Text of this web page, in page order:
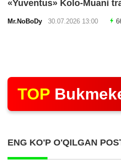
«Yuventus» Kolo-Muani
Mr.NoBoDy 30.07.2026 13:00
TOP
ENG KO'P O'QILGAN